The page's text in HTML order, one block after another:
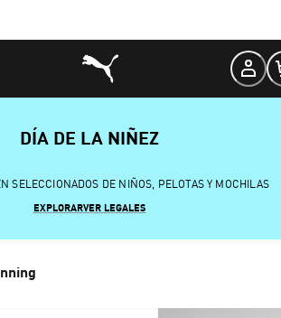
DÍA DE LA NIÑEZ
SELECCIONADOS DE NIÑOS, PELOTAS Y MOCHILAS
EXPLORARVER LEGALES